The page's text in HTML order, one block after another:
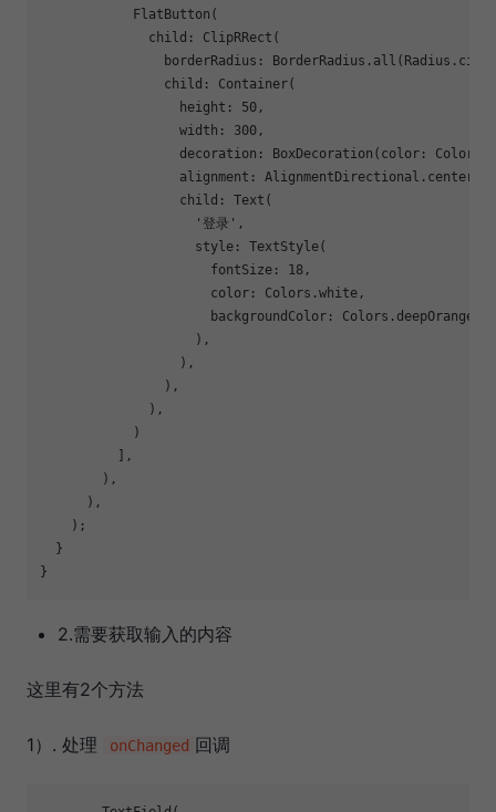
            FlatButton(
              child: ClipRRect(
borderRadius:
                child: Container(
                  height:
50 ,
                  width:
300 ,
decoration: BoxDecoration(color:
                  alignment: AlignmentDirectional.center,
                  child: Text(
'登录' ,
                    style: TextStyle(
                      fontSize:
18 ,
                      color: Colors.white,
backgroundColor:
                    ),
                  ),
                ),
              ),
            )
          ],
        ),
      ),
    );
  }
2.需要获取输入的内容
这里有2个方法
1）. 处理 onChanged 回调